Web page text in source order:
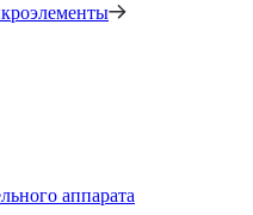
аппарата